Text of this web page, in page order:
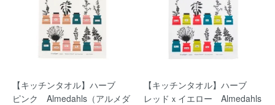
【キッチンタオル】ハーブ
ピンク Almedahls（アルメダ
【キッチンタオル】ハーブ
レッドｘイエロー Almedahls